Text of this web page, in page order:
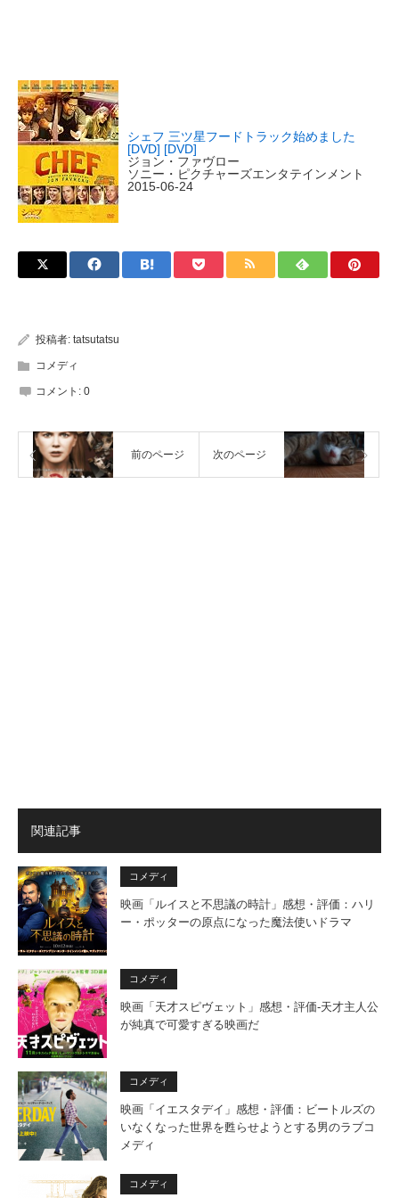
シェフ 三ツ星フードトラック始めました
[DVD] [DVD]
ジョン・ファヴロー
ソニー・ピクチャーズエンタテインメント
2015-06-24
投稿者: tatsutatsu
コメディ
コメント: 0
前のページ 次のページ
関連記事
コメディ
映画「ルイスと不思議の時計」感想・評価：ハリ
ー・ポッターの原点になった魔法使いドラマ
コメディ
映画「天才スピヴェット」感想・評価‐天才主人公
が純真で可愛すぎる映画だ
コメディ
映画「イエスタデイ」感想・評価：ビートルズの
いなくなった世界を甦らせようとする男のラブコ
メディ
コメディ